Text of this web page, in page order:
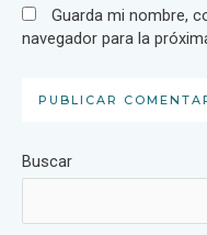
Guarda mi nombre,
navegador para la
Buscar